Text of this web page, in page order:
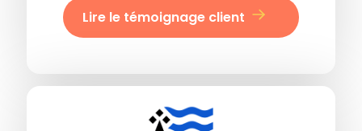
Lire le témoignage client